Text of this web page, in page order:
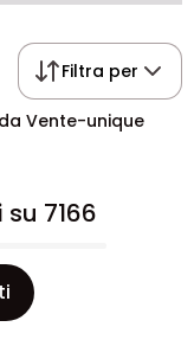
Filtra per
Vente-unique
7166